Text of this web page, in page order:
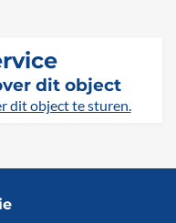
dit object
dit object te sturen.